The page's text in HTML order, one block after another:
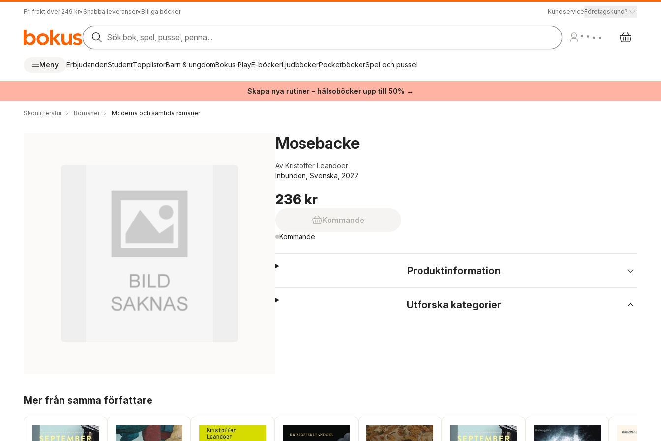
Fri frakt över 249 kr• Snabba leveranser• Billiga böcker KundserviceFöretagskund?
Sök bok, spel, pussel, penna...
Meny ErbjudandenStudentTopplistorBarn & ungdomBokus PlayE-böckerLjudböckerPocketböckerSpel och pussel
Skapa nya rutiner – hälsoböcker upp till 50% →
Skönlitteratur Romaner Moderna och samtida romaner
Mosebacke
Av Kristoffer Leandoer
Inbunden, Svenska, 2027
236 kr
Kommande
Kommande
Produktinformation
Utforska kategorier
Mer från samma författare